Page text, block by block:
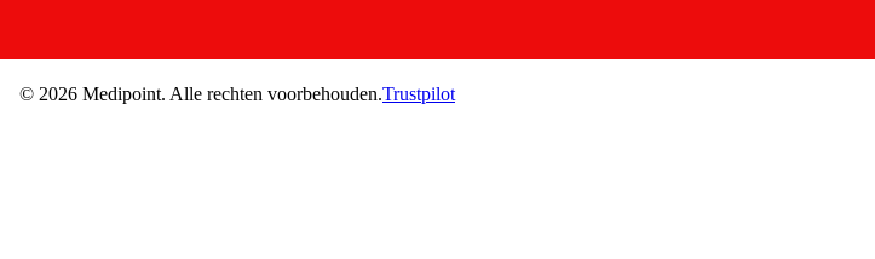
© 2026 Medipoint. Alle rechten voorbehouden.Trustpilot